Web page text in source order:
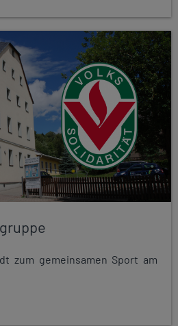
zum gemeinsamen Sport am